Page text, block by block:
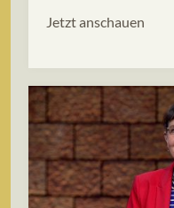
Jetzt anschauen